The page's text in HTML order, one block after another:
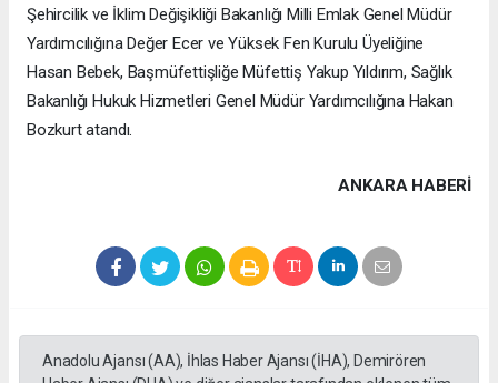
Şehircilik ve İklim Değişikliği Bakanlığı Milli Emlak Genel Müdür
Yardımcılığına Değer Ecer ve Yüksek Fen Kurulu Üyeliğine
Hasan Bebek, Başmüfettişliğe Müfettiş Yakup Yıldırım, Sağlık
Bakanlığı Hukuk Hizmetleri Genel Müdür Yardımcılığına Hakan
Bozkurt atandı.
ANKARA HABERİ
Anadolu Ajansı (AA), İhlas Haber Ajansı (İHA), Demirören